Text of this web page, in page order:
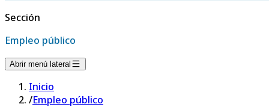
Sección
Empleo público
Abrir menú lateral
Inicio
/Empleo público